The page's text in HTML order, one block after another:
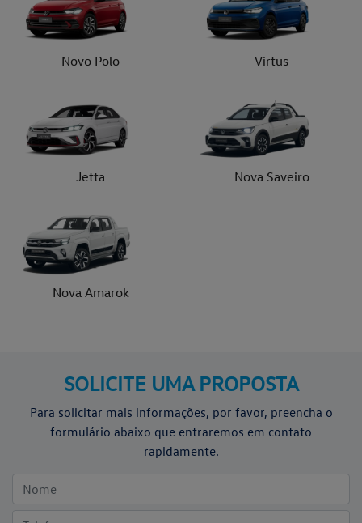
Novo Polo Virtus
Jetta Nova Saveiro
Nova Amarok
SOLICITE UMA PROPOSTA
Para solicitar mais informações, por favor, preencha o
formulário abaixo que entraremos em contato
rapidamente.